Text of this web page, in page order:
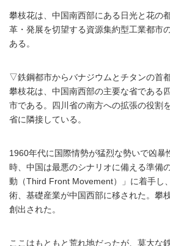
攀枝花は、中国南西部にある日光と花の
革・発展を切望する資源集約型工業都市
ある。
▽鉄鋼都市からバナジウムとチタンの首
攀枝花は、中国南西部の主要な省である
市である。四川省の南方への拡張の役割
省に隣接している。
1960年代に国際情勢が猛烈な勢いで凶暴
時、中国は最悪のシナリオに備える準備
動（Third Front Movement）」に着手し
術、基礎産業が中国西部に移された。攀
創出された。
ここはもともと荒れ地だったが、莫大な